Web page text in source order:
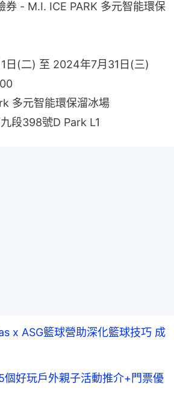
券 - M.I. ICE PARK 多元智能環保
日(二) 至 2024年7月31日(三)
多元智能環保溜冰場
段398號D Park L1
x ASG籃球營助深化籃球技巧 成
個好玩戶外親子活動推介+門票優